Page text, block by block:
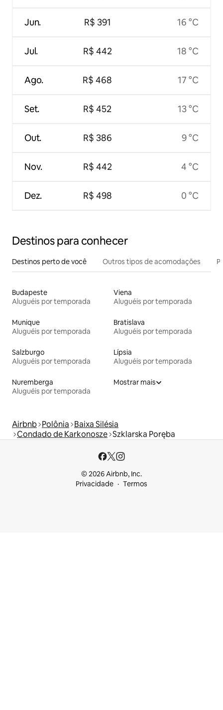
Jun.
Jul.
Ago.
Set.
Out.
Nov.
Dez.
R$ 391
R$ 442
R$ 468
R$ 452
R$ 386
R$ 442
R$ 498
16 °C
18 °C
17 °C
13 °C
9 °C
4 °C
0 °C
Destinos para conhecer
Destinos perto de você Outros tipos de acomodações
Budapeste
Aluguéis por temporada
Viena
Aluguéis por temporada
Munique
Aluguéis por temporada
Bratislava
Aluguéis por temporada
Salzburgo
Aluguéis por temporada
Lípsia
Aluguéis por temporada
Nuremberga
Aluguéis por temporada
Mostrar mais
Airbnb Polônia Baixa Silésia
Condado de Karkonosze Szklarska Poręba
© 2026 Airbnb, Inc.
Privacidade
Termos